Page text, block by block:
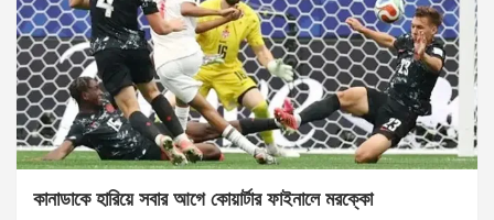
কানাডাকে হারিয়ে সবার আগে কোয়ার্টার ফাইনালে মরক্কো